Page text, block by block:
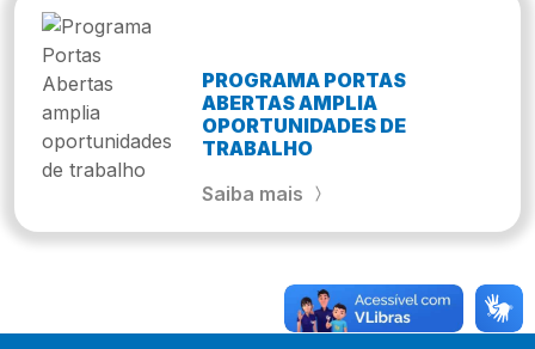
PROGRAMA PORTAS
ABERTAS AMPLIA
OPORTUNIDADES DE
TRABALHO
Saiba mais